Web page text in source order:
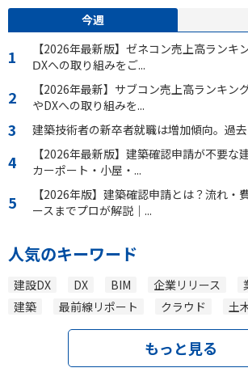
今週
【2026年最新版】ゼネコン売上高ランキ
ⅮXへの取り組みをご...
【2026年最新】サブコン売上高ランキン
やDXへの取り組みを...
建築技術者の新卒者就職は増加傾向。過
【2026年最新版】建築確認申請が不要な
カーポート・小屋・...
【2026年版】建築確認申請とは？流れ・
ースまでプロが解説｜...
人気のキーワード
建設DX DX BIM 企業リリース
建築
最前線リポート クラウド 土
もっと見る